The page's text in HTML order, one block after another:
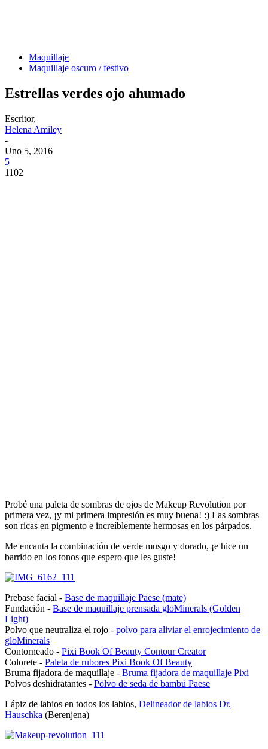
Maquillaje
Maquillaje oscuro / festivo
Estrellas verdes ojo ahumado
Escritor,
Helena Amiley
-
Uno 5, 2016
5
1102
Probé una paleta de sombras de ojos de Makeup Revolution por
primera vez, ¡y mi primera impresión es muy buena! :) Las sombras
son ricas en pigmento e increíblemente hermosas en los párpados.
Me encanta la combinación de verde musgo y dorado, ¡e hice un
barrido en los tonos que espero que les guste!
Prebase facial - Base de maquillaje Paese (mate)
Fundación - Base de maquillaje prensada gloMinerals (Golden
Light)
Polvo que neutraliza el rojo - polvo para aliviar el enrojecimiento de
gloMinerals
Contorneado - Pixi Book Of Beauty Contour Creator
Colorete - Paleta de rubores Pixi Book Of Beauty
Bruma fijadora de maquillaje - Bruma fijadora de maquillaje Pixi
Polvos deshidratantes - Polvo de seda de bambú Paese
Lápiz de labios en todos los labios, Delineador de labios Dr.
Hauschka (Berenjena)